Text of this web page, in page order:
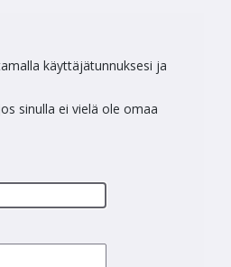
käyttäjätunnuksesi ja
sinulla ei vielä ole omaa